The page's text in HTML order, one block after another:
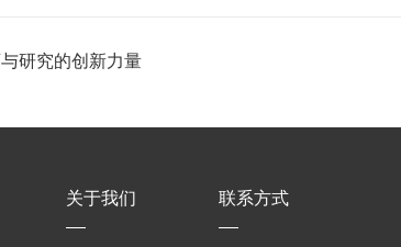
研究的创新力量​
关于我们 联系方式